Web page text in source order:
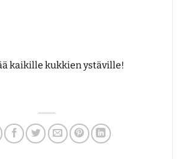
kaikille kukkien ystäville!